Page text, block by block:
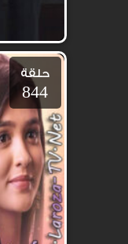
حلقة
844